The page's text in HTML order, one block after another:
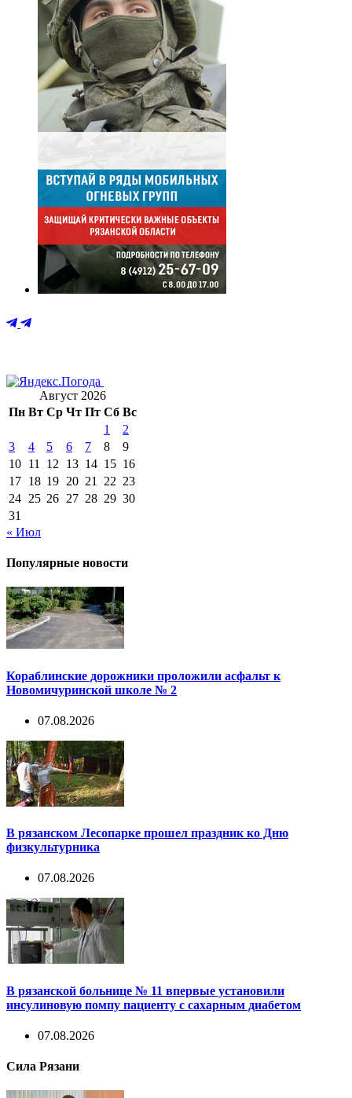
Август 2026
Пн Вт Ср Чт Пт Сб Вс
1
2
3
4 5 6 7 8
9
10 11 12 13 14 15 16
17 18 19 20 21 22 23
24 25 26 27 28 29 30
31
« Июл
Популярные новости
Кораблинские дорожники проложили асфальт к
Новомичуринской школе № 2
07.08.2026
В рязанском Лесопарке прошел праздник ко Дню
физкультурника
07.08.2026
В рязанской больнице № 11 впервые установили
инсулиновую помпу пациенту с сахарным диабетом
07.08.2026
Сила Рязани